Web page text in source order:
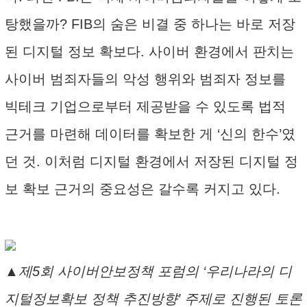
탕했을까? FIB의 숨은 비결 중 하나는 바로 저장
된 디지털 정보 확보다. 사이버 환경에서 판치는
사이버 범죄자들의 악성 행위와 범죄자 정보를
빅테크 기업으로부터 제공받을 수 있도록 법적
근거를 마련해 데이터를 확보한 게 ‘신의 한수’였
던 것. 이처럼 디지털 환경에서 저장된 디지털 정
보 확보 근거의 중요성은 갈수록 커지고 있다.
▲제5회 사이버안보정책 포럼의 ‘우리나라의 디
지털정보확보 정책 추진방향’ 주제로 진행된 토론